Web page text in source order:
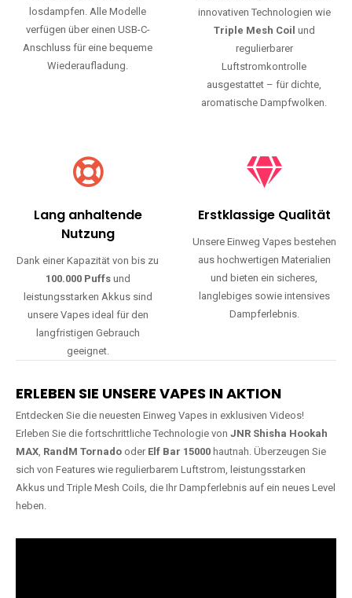
losdampfen. Alle Modelle
verfügen über einen USB-C-
Anschluss für eine bequeme
Wiederaufladung.
innovativen Technologien wie
Triple Mesh Coil und
regulierbarer
Luftstromkontrolle
ausgestattet – für dichte,
aromatische Dampfwolken.
Lang anhaltende
Nutzung
Dank einer Kapazität von bis zu
100.000 Puffsund
leistungsstarken Akkus sind
unsere Vapes ideal für den
langfristigen Gebrauch
geeignet.
Erstklassige Qualität
Unsere Einweg Vapes bestehen
aus hochwertigen Materialien
und bieten ein sicheres,
langlebiges sowie intensives
Dampferlebnis.
ERLEBEN SIE UNSERE VAPES IN AKTION
Entdecken Sie die neuesten Einweg Vapes in exklusiven Videos!
Erleben Sie die fortschrittliche Technologie von JNR Shisha Hookah
MAX, RandM Tornado oder Elf Bar 15000 hautnah. Überzeugen Sie
sich von Features wie regulierbarem Luftstrom, leistungsstarken
Akkus und Triple Mesh Coils, die Ihr Dampferlebnis auf ein neues Level
heben.